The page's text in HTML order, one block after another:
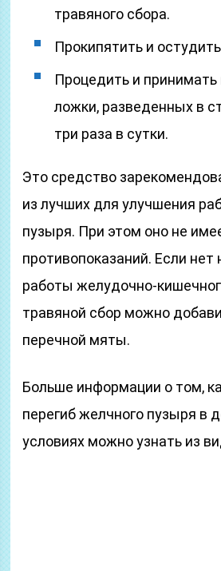
травяного сбора.
Прокипятить и
Процедить и
ложки, разведенных в
три раза в сутки.
Это средство
из лучших для улучшения
пузыря. При этом оно не
противопоказаний. Если нет
работы желудочно-
травяной сбор можно
перечной мяты.
Больше информации о том,
перегиб желчного пузыря в
условиях можно узнать из